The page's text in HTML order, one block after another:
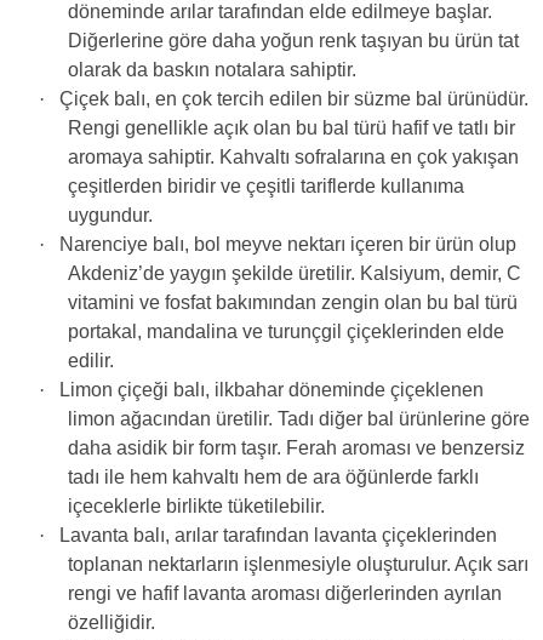
döneminde arılar tarafından elde edilmeye başlar.
Diğerlerine göre daha yoğun renk taşıyan bu ürün tat
olarak da baskın notalara sahiptir.
·
Çiçek balı, en çok tercih edilen bir süzme bal ürünüdür.
Rengi genellikle açık olan bu bal türü hafif ve tatlı bir
aromaya sahiptir. Kahvaltı sofralarına en çok yakışan
çeşitlerden biridir ve çeşitli tariflerde kullanıma
uygundur.
·
Narenciye balı, bol meyve nektarı içeren bir ürün olup
Akdeniz’de yaygın şekilde üretilir. Kalsiyum, demir, C
vitamini ve fosfat bakımından zengin olan bu bal türü
portakal, mandalina ve turunçgil çiçeklerinden elde
edilir.
·
Limon çiçeği balı, ilkbahar döneminde çiçeklenen
limon ağacından üretilir. Tadı diğer bal ürünlerine göre
daha asidik bir form taşır. Ferah aroması ve benzersiz
tadı ile hem kahvaltı hem de ara öğünlerde farklı
içeceklerle birlikte tüketilebilir.
·
Lavanta balı, arılar tarafından lavanta çiçeklerinden
toplanan nektarların işlenmesiyle oluşturulur. Açık sarı
rengi ve hafif lavanta aroması diğerlerinden ayrılan
özelliğidir.